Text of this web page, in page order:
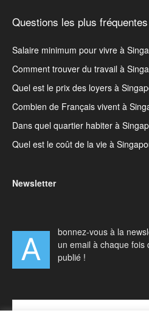
Questions les plus fréquentes
Salaire minimum pour vivre à
Comment trouver du travail à
Quel est le prix des loyers à
Combien de Français vivent à
Dans quel quartier habiter à
Quel est le coût de la vie à
Newsletter
A
bonnez-vous à la
un email à chaque
publié !
Type your email…